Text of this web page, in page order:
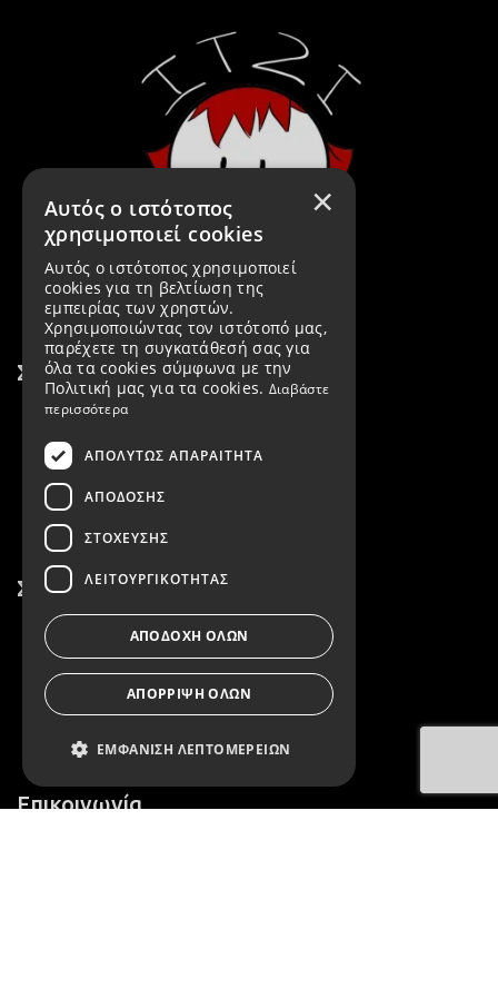
Σύνδεσμοι
Εταιρεία
Προϊόντα
Νέα Προϊόντα
Σύνδεσμοι
Επικοινωνία
Όροι Χρήσης
Πολιτική Απορρήτου
Επικοινωνία
×
Αυτός ο ιστότοπος
χρησιμοποιεί cookies
Αυτός ο ιστότοπος χρησιμοποιεί
cookies για τη βελτίωση της
εμπειρίας των χρηστών.
Χρησιμοποιώντας τον ιστότοπό μας,
παρέχετε τη συγκατάθεσή σας για
όλα τα cookies σύμφωνα με την
Πολιτική μας για τα cookies. Διαβάστε
περισσότερα
ΑΠΟΛΎΤΩΣ ΑΠΑΡΑΊΤΗΤΑ
ΑΠΌΔΟΣΗΣ
ΣΤΌΧΕΥΣΗΣ
ΛΕΙΤΟΥΡΓΙΚΌΤΗΤΑΣ
ΑΠΟΔΟΧΉ ΌΛΩΝ
ΑΠΌΡΡΙΨΗ ΌΛΩΝ
ΕΜΦΆΝΙΣΗ ΛΕΠΤΟΜΕΡΕΙΏΝ